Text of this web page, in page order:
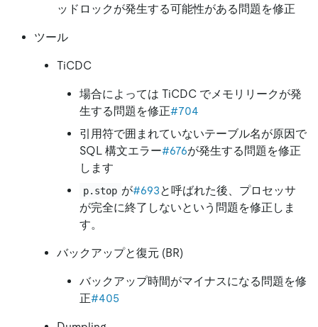
ッドロックが発生する可能性がある問題を修正
ツール
TiCDC
場合によっては TiCDC でメモリリークが発
生する問題を修正#704
引用符で囲まれていないテーブル名が原因で
SQL 構文エラー#676が発生する問題を修正
します
p.stop が#693と呼ばれた後、プロセッサ
が完全に終了しないという問題を修正しま
す。
バックアップと復元 (BR)
バックアップ時間がマイナスになる問題を修
正#405